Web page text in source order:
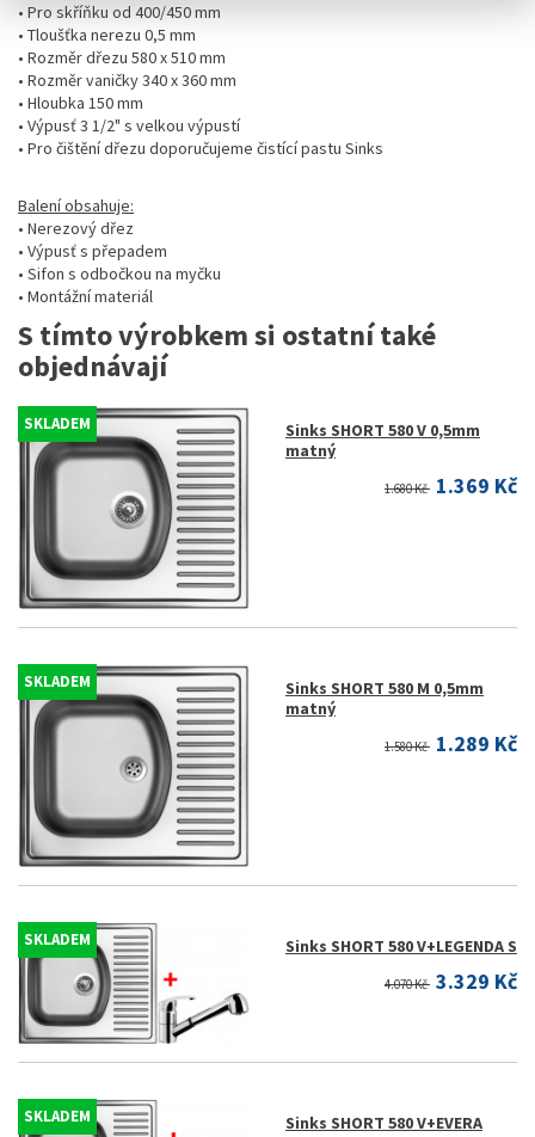
• Pro skříňku od 400/450 mm
• Tloušťka nerezu 0,5 mm
• Rozměr dřezu 580 x 510 mm
• Rozměr vaničky 340 x 360 mm
• Hloubka 150 mm
• Výpusť 3 1/2" s velkou výpustí
• Pro čištění dřezu doporučujeme čistící pastu Sinks
Balení obsahuje:
• Nerezový dřez
• Výpusť s přepadem
• Sifon s odbočkou na myčku
• Montážní materiál
S tímto výrobkem si ostatní také
objednávají
SKLADEM
Sinks SHORT 580 V 0,5mm
matný
1.680 Kč 1.369 Kč
SKLADEM
Sinks SHORT 580 M 0,5mm
matný
1.580 Kč 1.289 Kč
SKLADEM Sinks SHORT 580 V+LEGENDA S
4.070 Kč 3.329 Kč
SKLADEM Sinks SHORT 580 V+EVERA